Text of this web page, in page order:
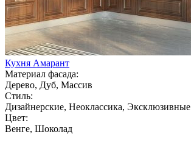
Кухня Амарант
Материал фасада:
Дерево, Дуб, Массив
Стиль:
Дизайнерские, Неоклассика, Эксклюзивные
Цвет:
Венге, Шоколад